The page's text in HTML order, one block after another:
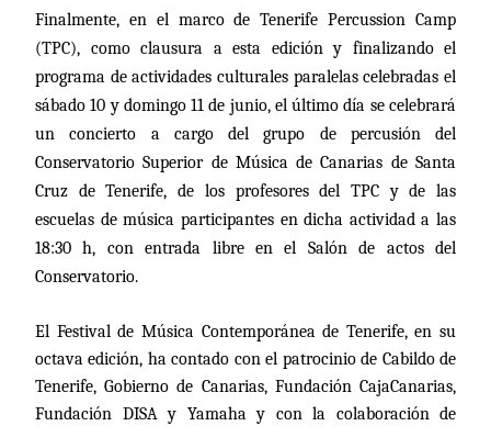
Finalmente, en el marco de Tenerife Percussion Camp
(TPC), como clausura a esta edición y finalizando el
programa de actividades culturales paralelas celebradas el
sábado 10 y domingo 11 de junio, el último día se celebrará
un concierto a cargo del grupo de percusión del
Conservatorio Superior de Música de Canarias de Santa
Cruz de Tenerife, de los profesores del TPC y de las
escuelas de música participantes en dicha actividad a las
18:30 h, con entrada libre en el Salón de actos del
Conservatorio.
El Festival de Música Contemporánea de Tenerife, en su
octava edición, ha contado con el patrocinio de Cabildo de
Tenerife, Gobierno de Canarias, Fundación CajaCanarias,
Fundación DISA y Yamaha y con la colaboración de